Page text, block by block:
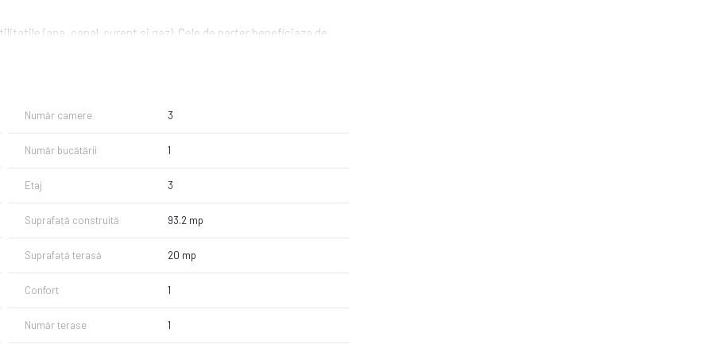
(apa, canal. curent si gaz). Cele de parter beneficiaza de
Număr camere 3
Număr bucătării 1
Etaj 3
Suprafață construită 93.2 mp
Suprafață terasă 20 mp
Confort 1
Număr terase 1